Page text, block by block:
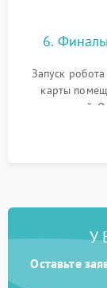
6.
Запуск
карты
Тестирование
У
Оставьте